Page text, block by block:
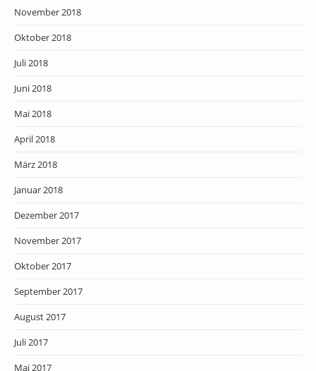
November 2018
Oktober 2018
Juli 2018
Juni 2018
Mai 2018
April 2018
März 2018
Januar 2018
Dezember 2017
November 2017
Oktober 2017
September 2017
August 2017
Juli 2017
Mai 2017